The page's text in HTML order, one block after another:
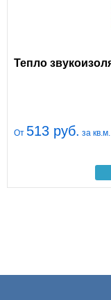
Тепло
От 513 руб. за кв.м.